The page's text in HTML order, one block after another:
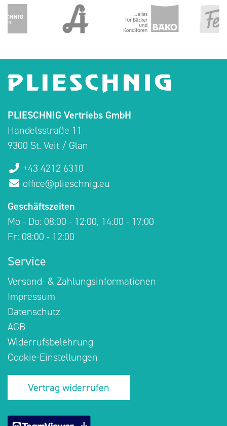
PLIESCHNIG Vertriebs GmbH
Handelsstraße 11
9300 St. Veit / Glan
+43 4212 6310
office@plieschnig.eu
Geschäftszeiten
Mo - Do: 08:00 - 12:00, 14:00 - 17:00
Fr: 08:00 - 12:00
Service
Versand- & Zahlungsinformationen
Impressum
Datenschutz
AGB
Widerrufsbelehrung
Cookie-Einstellungen
Vertrag widerrufen